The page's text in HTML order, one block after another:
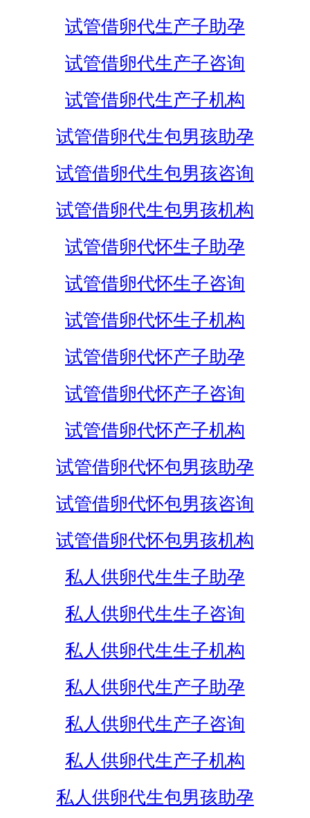
试管借卵代生产子助孕
试管借卵代生产子咨询
试管借卵代生产子机构
试管借卵代生包男孩助孕
试管借卵代生包男孩咨询
试管借卵代生包男孩机构
试管借卵代怀生子助孕
试管借卵代怀生子咨询
试管借卵代怀生子机构
试管借卵代怀产子助孕
试管借卵代怀产子咨询
试管借卵代怀产子机构
试管借卵代怀包男孩助孕
试管借卵代怀包男孩咨询
试管借卵代怀包男孩机构
私人供卵代生生子助孕
私人供卵代生生子咨询
私人供卵代生生子机构
私人供卵代生产子助孕
私人供卵代生产子咨询
私人供卵代生产子机构
私人供卵代生包男孩助孕